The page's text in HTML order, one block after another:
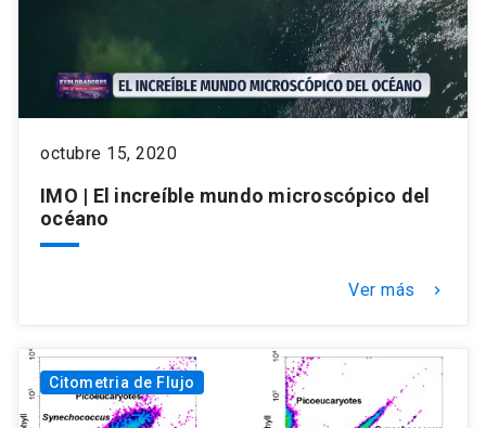
octubre 15, 2020
IMO | El increíble mundo microscópico del
océano
Ver más keyboard_arrow_right
Citometria de Flujo